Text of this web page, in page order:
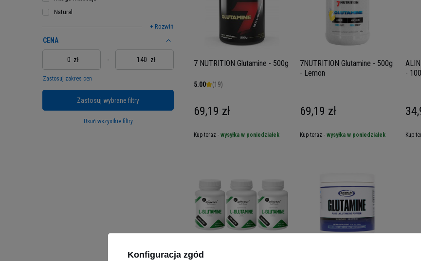
Natural
+ Rozwiń
CENA
zł - zł
Zastosuj zakres cen
Zastosuj wybrane filtry
Usuń wszystkie filtry
7 NUTRITION Glutamine - 500g
5.00 (19)
69,19 zł
Kup teraz - wysyłka w poniedziałek
7NUTRITION Glutamine - 500g
- Lemon
69,19 zł
Kup teraz - wysyłka w poniedziałek
-
Kup
ALINESS - L-Glutamine 500mg
Konfiguracja zgód